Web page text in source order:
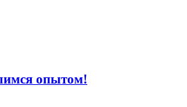
опытом!